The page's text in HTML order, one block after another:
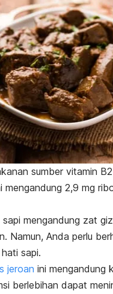
sumber vitamin
mengandung 2,9 mg
sapi mengandung zat
Namun, Anda perlu
sapi.
jeroan ini mengandung
berlebihan dapat